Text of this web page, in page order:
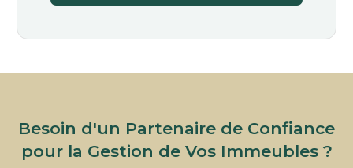
Besoin d'un Partenaire de Confiance
pour la Gestion de Vos Immeubles ?